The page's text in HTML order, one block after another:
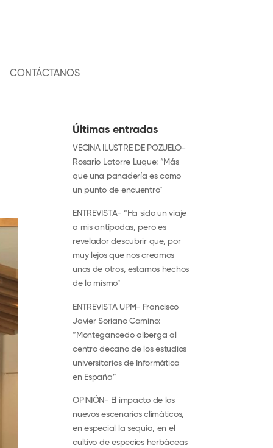
CONTÁCTANOS
Últimas entradas
VECINA ILUSTRE DE POZUELO-
Rosario Latorre Luque: “Más
que una panadería es como
un punto de encuentro”
ENTREVISTA- “Ha sido un viaje
a mis antípodas, pero es
revelador descubrir que, por
muy lejos que nos creamos
unos de otros, estamos hechos
de lo mismo”
ENTREVISTA UPM- Francisco
Javier Soriano Camino:
“Montegancedo alberga al
centro decano de los estudios
universitarios de Informática
en España”
OPINIÓN- El impacto de los
nuevos escenarios climáticos,
en especial la sequía, en el
cultivo de especies herbáceas